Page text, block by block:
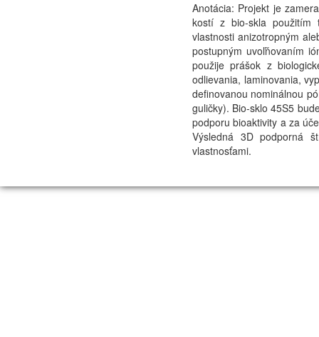
Anotácia: Projekt je
kostí z bio-skla použitím
vlastnosti anizotropným
postupným uvoľňovaním
použije prášok z
odlievania, laminovania,
definovanou nominálnou
guličky). Bio-sklo 45S5
podporu bioaktivity a za
Výsledná 3D podporná
vlastnosťami.